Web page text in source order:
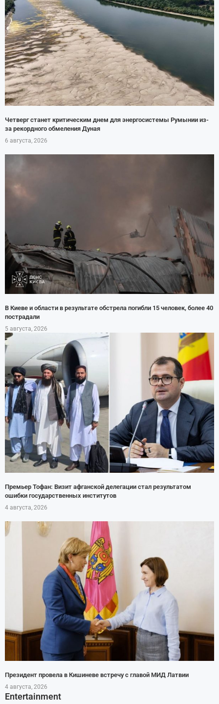
Четверг станет критическим днем для энергосистемы Румынии из-
за рекордного обмеления Дуная
6 августа, 2026
В Киеве и области в результате обстрела погибли 15 человек, более 40
пострадали
5 августа, 2026
Премьер Тофан: Визит афганской делегации стал результатом
ошибки государственных институтов
4 августа, 2026
Президент провела в Кишиневе встречу с главой МИД Латвии
4 августа, 2026
Entertainment